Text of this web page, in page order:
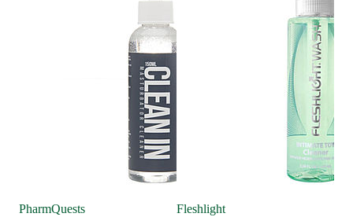
PharmQuests Fleshlight